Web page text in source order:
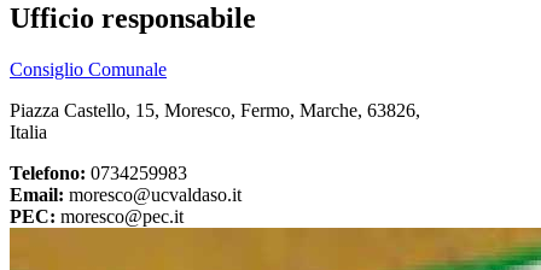
Ufficio responsabile
Consiglio Comunale
Piazza Castello, 15, Moresco, Fermo, Marche, 63826,
Italia
Telefono: 0734259983
Email: moresco@ucvaldaso.it
PEC: moresco@pec.it